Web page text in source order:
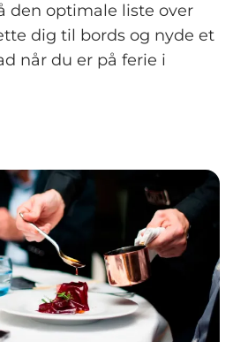
den optimale liste over
dig til bords og nyde et
når du er på ferie i